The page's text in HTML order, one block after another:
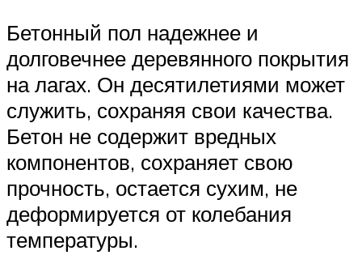
Бетонный пол надежнее и
долговечнее деревянного покрытия
на лагах. Он десятилетиями может
служить, сохраняя свои качества.
Бетон не содержит вредных
компонентов, сохраняет свою
прочность, остается сухим, не
деформируется от колебания
температуры.